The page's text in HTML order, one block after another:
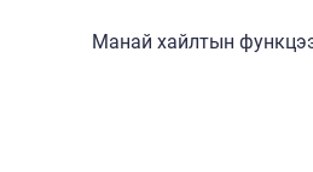
Манай хайлтын